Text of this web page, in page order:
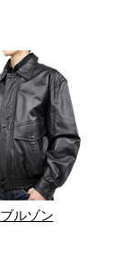
ブルゾン